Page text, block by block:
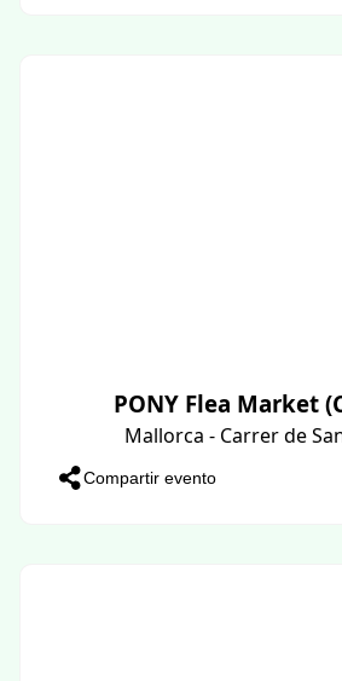
PONY Flea Market
Mallorca - Carrer de
Compartir evento